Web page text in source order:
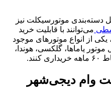
موتورسیکلت نیز
می‌توانند با قابلیت خرید
از انواع موتورهای موجود
یاماها، گلکسی، هوندا،
وام دیجی‌شهر